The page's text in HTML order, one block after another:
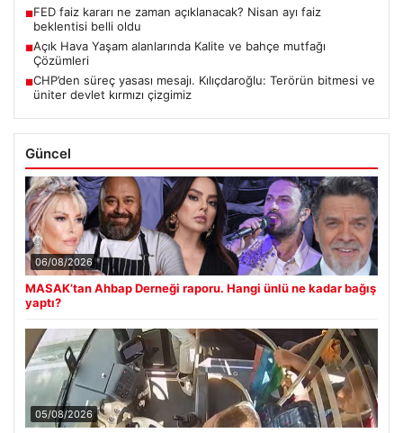
■FED faiz kararı ne zaman açıklanacak? Nisan ayı faiz
beklentisi belli oldu
■Açık Hava Yaşam alanlarında Kalite ve bahçe mutfağı
Çözümleri
■CHP’den süreç yasası mesajı. Kılıçdaroğlu: Terörün bitmesi ve
üniter devlet kırmızı çizgimiz
Güncel
06/08/2026
MASAK’tan Ahbap Derneği raporu. Hangi ünlü ne kadar bağış
yaptı?
05/08/2026